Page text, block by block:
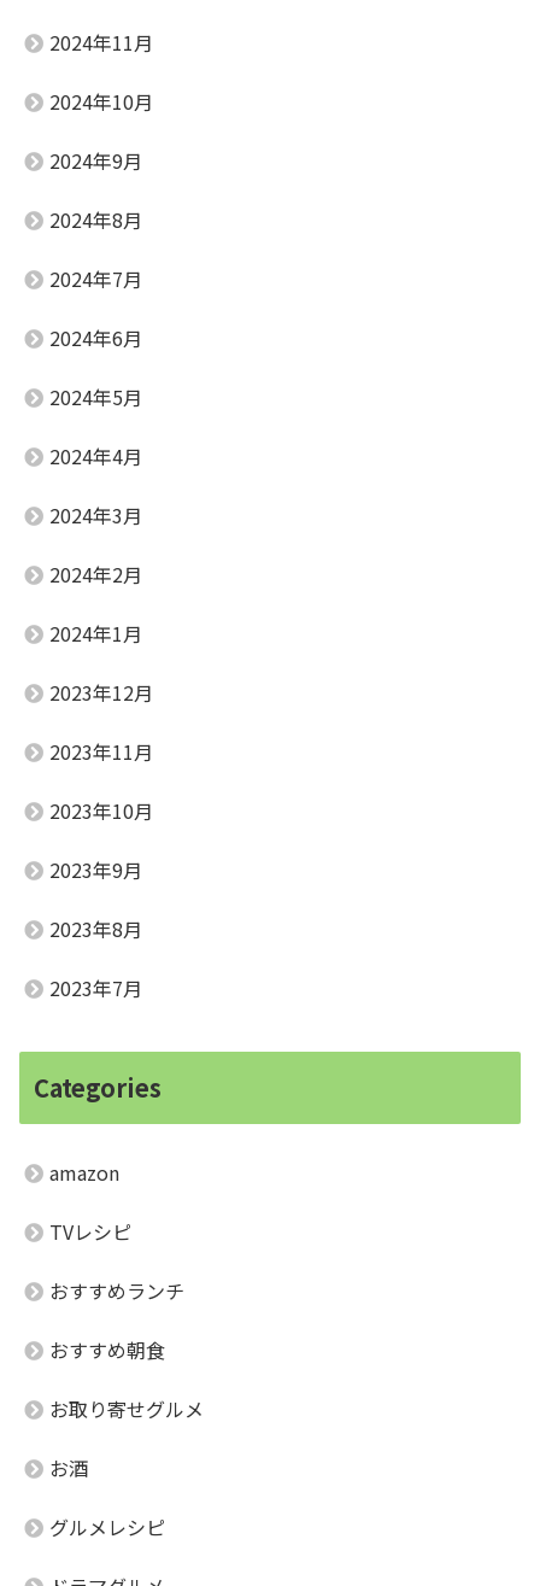
2024年11月
2024年10月
2024年9月
2024年8月
2024年7月
2024年6月
2024年5月
2024年4月
2024年3月
2024年2月
2024年1月
2023年12月
2023年11月
2023年10月
2023年9月
2023年8月
2023年7月
Categories
amazon
TVレシピ
おすすめランチ
おすすめ朝食
お取り寄せグルメ
お酒
グルメレシピ